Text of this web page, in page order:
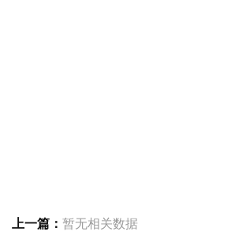
上一篇： 暂无相关数据